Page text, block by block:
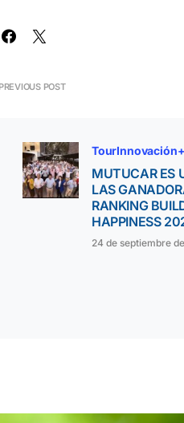
PREVIOUS POST
MUTUCAR ES
LAS
RANKING
HAPPINESS
24 de septiembre